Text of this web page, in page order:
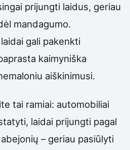
prijungti laidus, geriau
mandagumo.
gali pakenkti
kaimyniška
aiškinimusi.
tai ramiai: automobiliai
laidai prijungti pagal
– geriau pasiūlyti